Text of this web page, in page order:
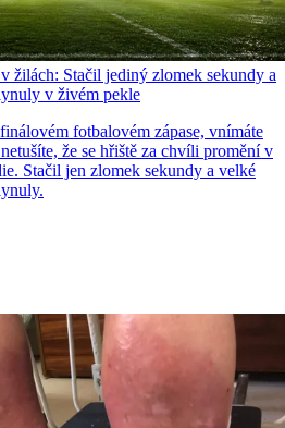
žilách: Stačil jediný zlomek sekundy a
v živém pekle
fotbalovém zápase, vnímáte
že se hřiště za chvíli promění v
Stačil jen zlomek sekundy a velké